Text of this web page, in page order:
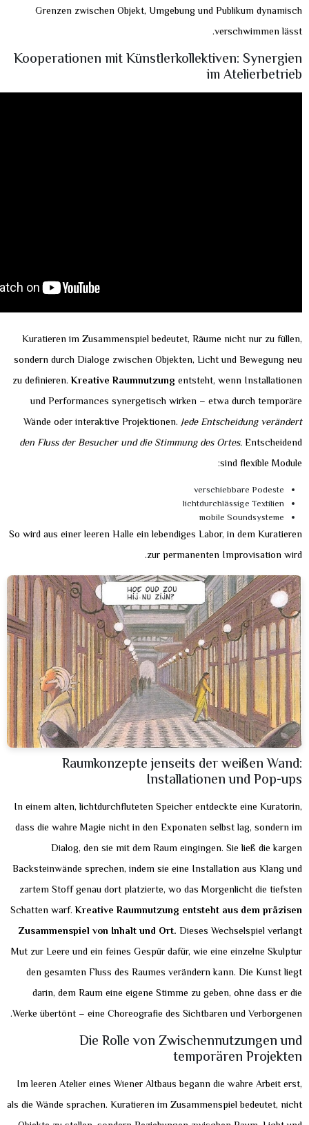
Grenzen zwischen Objekt, Umgebung und Publikum dynamisch
verschwimmen lässt.
Kooperationen mit Künstlerkollektiven: Synergien
im Atelierbetrieb
Kuratieren im Zusammenspiel bedeutet, Räume nicht nur zu füllen,
sondern durch Dialoge zwischen Objekten, Licht und Bewegung neu
zu definieren.Kreative Raumnutzung entsteht, wenn Installationen
und Performances synergetisch wirken – etwa durch temporäre
Wände oder interaktive Projektionen.Jede Entscheidung verändert
den Fluss der Besucher und die Stimmung des Ortes.Entscheidend
sind flexible Module:
verschiebbare Podeste
lichtdurchlässige Textilien
mobile Soundsysteme
So wird aus einer leeren Halle ein lebendiges Labor, in dem Kuratieren
zur permanenten Improvisation wird.
Raumkonzepte jenseits der weißen Wand:
Installationen und Pop-ups
In einem alten, lichtdurchfluteten Speicher entdeckte eine Kuratorin,
dass die wahre Magie nicht in den Exponaten selbst lag, sondern im
Dialog, den sie mit dem Raum eingingen. Sie ließ die kargen
Backsteinwände sprechen, indem sie eine Installation aus Klang und
zartem Stoff genau dort platzierte, wo das Morgenlicht die tiefsten
Schatten warf.Kreative Raumnutzung entsteht aus dem präzisen
Zusammenspiel von Inhalt und Ort. Dieses Wechselspiel verlangt
Mut zur Leere und ein feines Gespür dafür, wie eine einzelne Skulptur
den gesamten Fluss des Raumes verändern kann. Die Kunst liegt
darin, dem Raum eine eigene Stimme zu geben, ohne dass er die
Werke übertönt – eine Choreografie des Sichtbaren und Verborgenen.
Die Rolle von Zwischennutzungen und
temporären Projekten
Im leeren Atelier eines Wiener Altbaus begann die wahre Arbeit erst,
als die Wände sprachen. Kuratieren im Zusammenspiel bedeutet, nicht